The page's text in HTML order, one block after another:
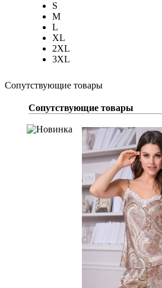
S
M
L
XL
2XL
3XL
Сопутствующие товары
Сопутствующие товары